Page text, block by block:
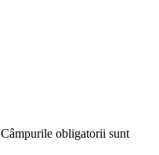
Câmpurile obligatorii sunt